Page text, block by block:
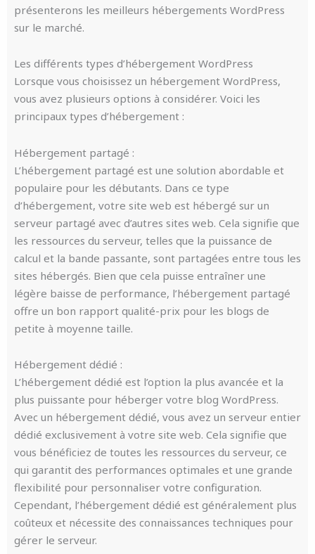
présenterons les meilleurs hébergements WordPress
sur le marché.
Les différents types d’hébergement WordPress
Lorsque vous choisissez un hébergement WordPress,
vous avez plusieurs options à considérer. Voici les
principaux types d’hébergement :
Hébergement partagé :
L’hébergement partagé est une solution abordable et
populaire pour les débutants. Dans ce type
d’hébergement, votre site web est hébergé sur un
serveur partagé avec d’autres sites web. Cela signifie que
les ressources du serveur, telles que la puissance de
calcul et la bande passante, sont partagées entre tous les
sites hébergés. Bien que cela puisse entraîner une
légère baisse de performance, l’hébergement partagé
offre un bon rapport qualité-prix pour les blogs de
petite à moyenne taille.
Hébergement dédié :
L’hébergement dédié est l’option la plus avancée et la
plus puissante pour héberger votre blog WordPress.
Avec un hébergement dédié, vous avez un serveur entier
dédié exclusivement à votre site web. Cela signifie que
vous bénéficiez de toutes les ressources du serveur, ce
qui garantit des performances optimales et une grande
flexibilité pour personnaliser votre configuration.
Cependant, l’hébergement dédié est généralement plus
coûteux et nécessite des connaissances techniques pour
gérer le serveur.